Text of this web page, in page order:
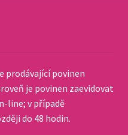
prodávající povinen
je povinen zaevidovat
line; v případě
do 48 hodin.